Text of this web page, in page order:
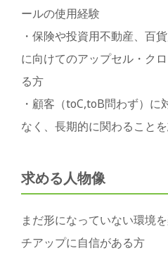
ールの使用経験
・保険や投資用不動産、百
に向けてのアップセル・ク
る方
・顧客（toC,toB問わず）に
なく、長期的に関わること
求める人物像
まだ形になっていない環境
チアップに自信がある方